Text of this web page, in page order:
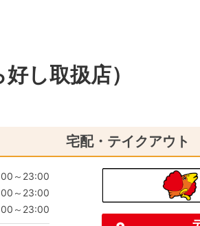
し取扱店）
～23:00
～23:00
～23:00
宅配・テイクアウト